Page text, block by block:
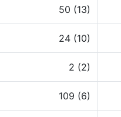
50 (13)
24 (10)
2 (2)
109 (6)